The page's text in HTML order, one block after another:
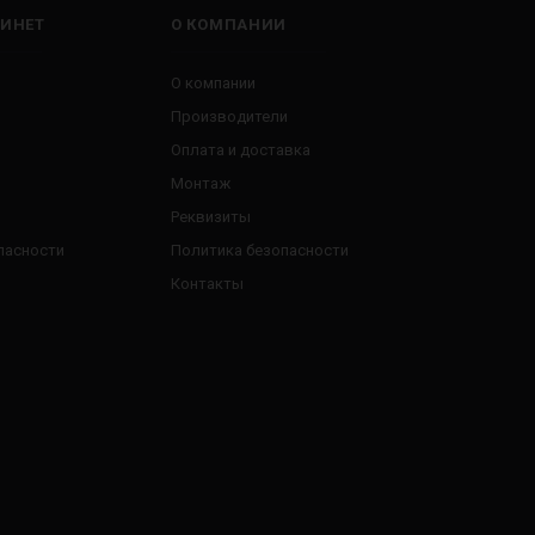
О КОМПАНИИ
О компании
Производители
Оплата и доставка
Монтаж
Реквизиты
Политика безопасности
Контакты